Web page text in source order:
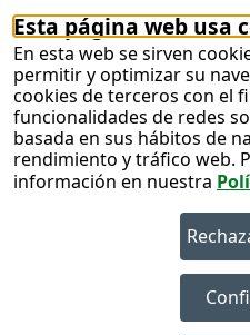
Esta página web usa
En esta web se sirven
permitir y optimizar su
cookies de terceros con el
funcionalidades de redes
basada en sus hábitos de
rendimiento y tráfico web.
información en nuestra